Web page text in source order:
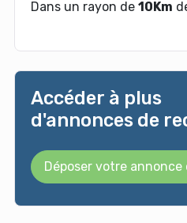
Dans un rayon de 10Km
Accéder à plus
d'annonces de
Déposer votre